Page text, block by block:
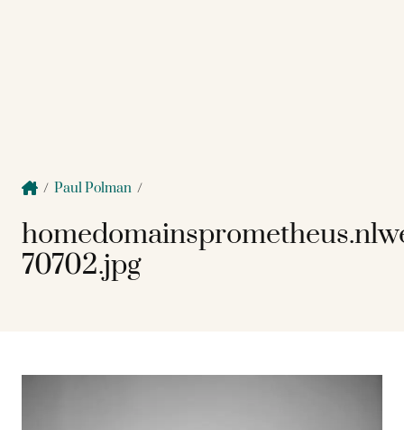
/ Paul Polman /
70702.jpg